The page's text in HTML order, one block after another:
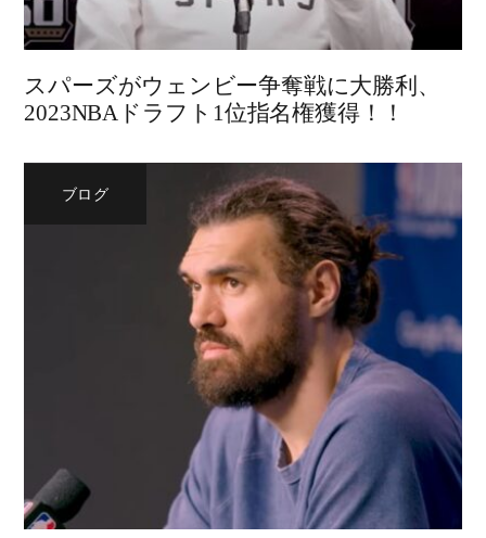
スパーズがウェンビー争奪戦に大勝利、
2023NBAドラフト1位指名権獲得！！
ブログ